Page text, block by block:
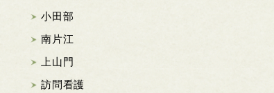
小田部
南片江
上山門
訪問看護